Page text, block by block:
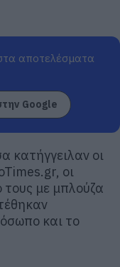
αποτελέσματα
Google
κατήγγειλαν οι
οι
τους με μπλούζα
και το